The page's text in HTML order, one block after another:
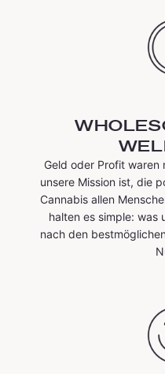
Geld oder Profit waren
unsere Mission ist, die
Cannabis allen
halten es simple: was
nach den